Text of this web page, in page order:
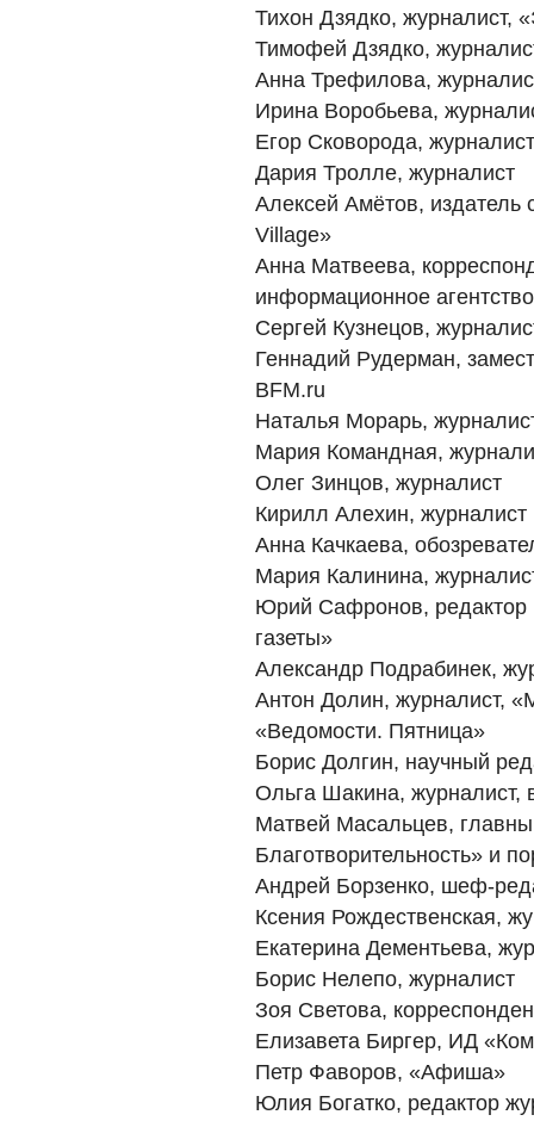
Тихон Дзядко, журналист,
Тимофей Дзядко,
Анна Трефилова,
Ирина Воробьева,
Егор Сковорода, журналист
Дария Тролле, журналист
Алексей Амётов, издатель
Village»
Анна Матвеева,
информационное агентство
Сергей Кузнецов,
Геннадий Рудерман,
BFM.ru
Наталья Морарь,
Мария Командная,
Олег Зинцов, журналист
Кирилл Алехин, журналист
Анна Качкаева,
Мария Калинина,
Юрий Сафронов, редактор
газеты»
Александр Подрабинек,
Антон Долин, журналист,
«Ведомости. Пятница»
Борис Долгин, научный
Ольга Шакина,
Матвей Масальцев,
Благотворительность» и
Андрей Борзенко, шеф-
Ксения Рождественская,
Екатерина Дементьева,
Борис Нелепо, журналист
Зоя Светова,
Елизавета Биргер, ИД
Петр Фаворов, «Афиша»
Юлия Богатко, редактор